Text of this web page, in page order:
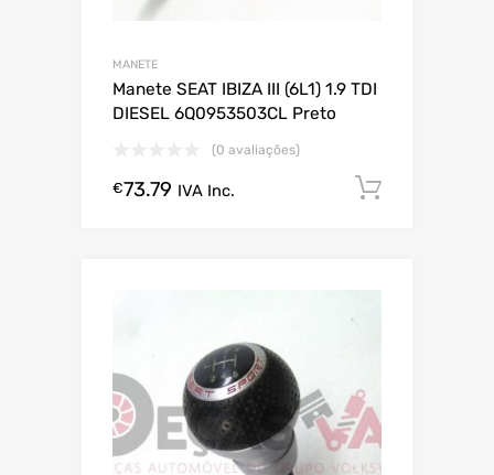
MANETE
Manete SEAT IBIZA III (6L1) 1.9 TDI
DIESEL 6Q0953503CL Preto
(0 avaliações)
€73.79 IVA Inc.